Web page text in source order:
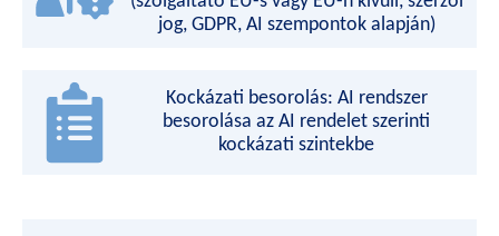
jog, GDPR, AI szempontok alapján)
Kockázati besorolás: AI rendszer
besorolása az AI rendelet szerinti
kockázati szintekbe